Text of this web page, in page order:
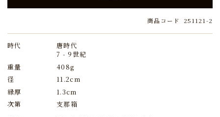
商品コード 251121-2
時代
唐時代
7 - 9世紀
重量
408g
径
11.2cm
縁厚
1.3cm
次第
支那箱